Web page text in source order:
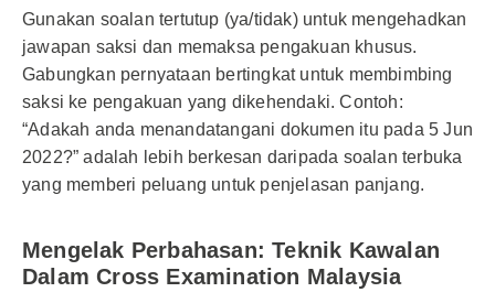
Gunakan soalan tertutup (ya/tidak) untuk mengehadkan
jawapan saksi dan memaksa pengakuan khusus.
Gabungkan pernyataan bertingkat untuk membimbing
saksi ke pengakuan yang dikehendaki. Contoh:
“Adakah anda menandatangani dokumen itu pada 5 Jun
2022?” adalah lebih berkesan daripada soalan terbuka
yang memberi peluang untuk penjelasan panjang.
Mengelak Perbahasan: Teknik Kawalan
Dalam Cross Examination Malaysia